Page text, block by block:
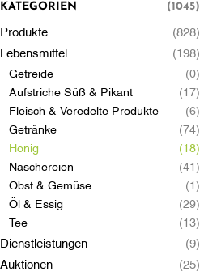
KATEGORIEN (1045)
Produkte (828)
Lebensmittel (198)
Getreide (0)
Aufstriche Süß & Pikant (17)
Fleisch & Veredelte Produkte (6)
Getränke (74)
Honig (18)
Naschereien (41)
Obst & Gemüse (1)
Öl & Essig (29)
Tee (13)
Dienstleistungen (9)
Auktionen (25)